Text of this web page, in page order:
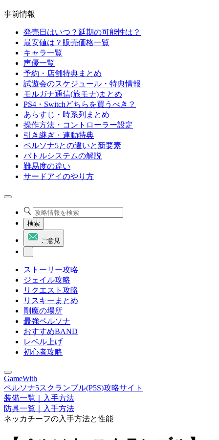
事前情報
発売日はいつ？延期の可能性は？
最安値は？販売価格一覧
キャラ一覧
声優一覧
予約・店舗特典まとめ
試遊会のスケジュール・特典情報
モルガナ通信(旅モナ)まとめ
PS4・Switchどちらを買うべき？
あらすじ・時系列まとめ
操作方法・コントローラー設定
引き継ぎ・連動特典
ペルソナ5との違いと新要素
バトルシステムの解説
難易度の違い
サードアイのやり方
検索
ご意見
ストーリー攻略
ジェイル攻略
リクエスト攻略
リスキーまとめ
剛魔の場所
最強ペルソナ
おすすめBAND
レベル上げ
初心者攻略
GameWith
ペルソナ5スクランブル(P5S)攻略サイト
装備一覧｜入手方法
防具一覧｜入手方法
ネッカチーフの入手方法と性能